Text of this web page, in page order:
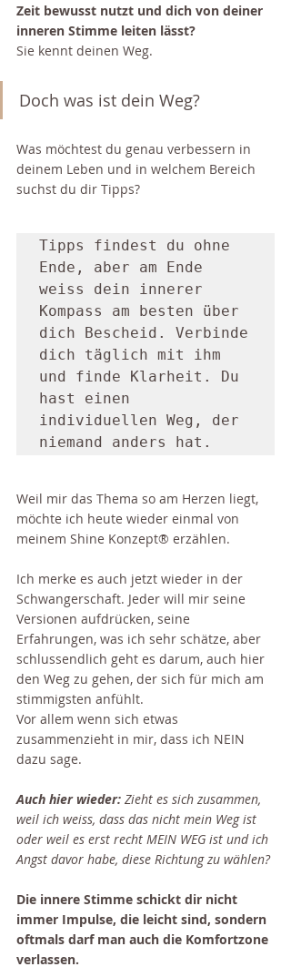
Zeit bewusst nutzt und dich von deiner
inneren Stimme leiten lässt?
Sie kennt deinen Weg.
Doch was ist dein Weg?
Was möchtest du genau verbessern in
deinem Leben und in welchem Bereich
suchst du dir Tipps?
Tipps findest du ohne
Ende, aber am Ende
weiss dein innerer
Kompass am besten über
dich Bescheid. Verbinde
dich täglich mit ihm
und finde Klarheit. Du
hast einen
individuellen Weg, der
niemand anders hat.
Weil mir das Thema so am Herzen liegt,
möchte ich heute wieder einmal von
meinem Shine Konzept® erzählen.
Ich merke es auch jetzt wieder in der
Schwangerschaft. Jeder will mir seine
Versionen aufdrücken, seine
Erfahrungen, was ich sehr schätze, aber
schlussendlich geht es darum, auch hier
den Weg zu gehen, der sich für mich am
stimmigsten anfühlt.
Vor allem wenn sich etwas
zusammenzieht in mir, dass ich NEIN
dazu sage.
Auch hier wieder: Zieht es sich zusammen,
weil ich weiss, dass das nicht mein Weg ist
oder weil es erst recht MEIN WEG ist und ich
Angst davor habe, diese Richtung zu wählen?
Die innere Stimme schickt dir nicht
immer Impulse, die leicht sind, sondern
oftmals darf man auch die Komfortzone
verlassen.